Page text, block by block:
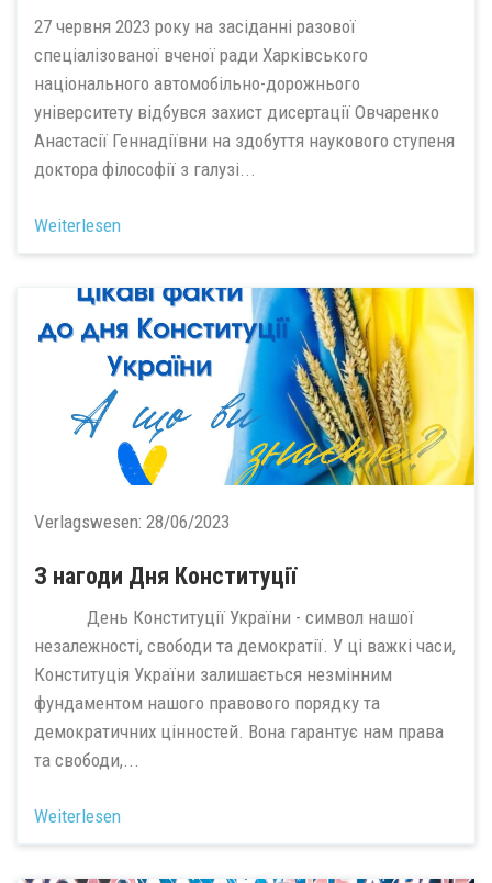
27 червня 2023 року на засіданні разової
спеціалізованої вченої ради Харківського
національного автомобільно-дорожнього
університету відбувся захист дисертації Овчаренко
Анастасії Геннадіївни на здобуття наукового ступеня
доктора філософії з галузі...
Weiterlesen
Verlagswesen: 28/06/2023
З нагоди Дня Конституції
День Конституції України - символ нашої
незалежності, свободи та демократії. У ці важкі часи,
Конституція України залишається незмінним
фундаментом нашого правового порядку та
демократичних цінностей. Вона гарантує нам права
та свободи,...
Weiterlesen